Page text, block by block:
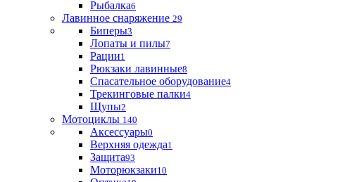
Рыбалка6
Лавинное снаряжение 29
Биперы3
Лопаты и пилы7
Рации1
Рюкзаки лавинные8
Спасательное оборудование4
Трекинговые палки4
Щупы2
Мотоциклы 140
Аксессуары0
Верхняя одежда1
Защита93
Моторюкзаки10